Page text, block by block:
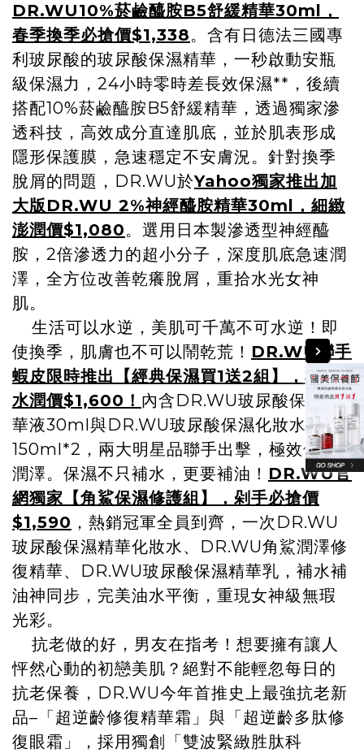
DR.WU10%菸鹼醯胺B5舒緩精華30ml，
春季換季必搶價$1,338。含有日德法三國專
利玻尿酸的玻尿酸保濕精華，一秒啟動安瓶
級保濕力，24小時零時差長效保濕**，後續
搭配10%菸鹼醯胺B5舒緩精華，透過獨家滲
透科技，高效成分直達肌底，並於肌表形成
隱形保護膜，急速穩定不安膚況。針對換季
脫屑的問題，DR.WU於Yahoo獨家推出加
大版DR.WU 2%神經醯胺精華30ml，細緻
澎潤價$1,080。選用日本製滲透型神經醯
胺，2倍滲透力的超小分子，深度肌底急速潤
澤，全方位改善乾癢脫屑，重拾水光女神
肌。
生活可以水逆，美肌可千萬不可水逆！即
使換季，肌膚也不可以鬧乾荒！ DR.WU聯手
蝦皮限時推出【經典保濕買1送2組】，極度
水潤價$1,600！ 內含DR.WU玻尿酸保濕精
華液30ml與DR.WU玻尿酸保濕化妝水
150ml*2，兩大明星品聯手出擊，極效保濕
潤澤。保濕不只補水，更要補油！ DR.WU官
網獨家【角鯊保濕修護組】，剁手必搶價
$1,590 ，熱銷冠軍全員到齊，一次DR.WU
玻尿酸保濕精華化妝水、DR.WU角鯊潤澤修
復精華、DR.WU玻尿酸保濕精華乳，補水補
油神同步，完美油水平衡，重現女神級無瑕
光彩。
抗老做的好，男友在指考！想要擁有讓人
怦然心動的初戀美肌？絕對不能輕忽每日的
抗老保養，DR.WU今年首推史上最強抗老新
品–「超逆齡修復精華霜」與「超逆齡多肽修
復眼霜」，採用獨創「雙波緊緻胜肽科